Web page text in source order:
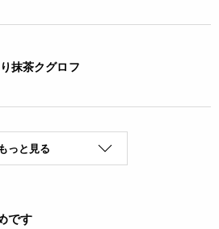
抹茶クグロフ
もっと見る
です